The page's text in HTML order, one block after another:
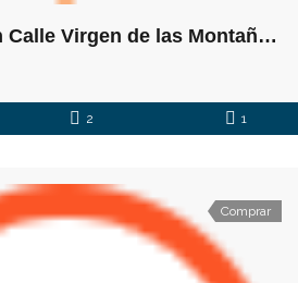
Piso en venta en Calle Virgen de las Montañas, 14
2 1
Comprar